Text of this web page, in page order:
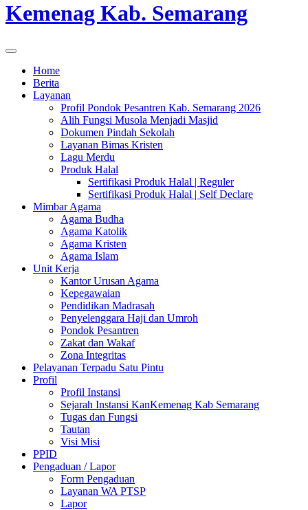
Kemenag Kab. Semarang
Home
Berita
Layanan
Profil Pondok Pesantren Kab. Semarang 2026
Alih Fungsi Musola Menjadi Masjid
Dokumen Pindah Sekolah
Layanan Bimas Kristen
Lagu Merdu
Produk Halal
Sertifikasi Produk Halal | Reguler
Sertifikasi Produk Halal | Self Declare
Mimbar Agama
Agama Budha
Agama Katolik
Agama Kristen
Agama Islam
Unit Kerja
Kantor Urusan Agama
Kepegawaian
Pendidikan Madrasah
Penyelenggara Haji dan Umroh
Pondok Pesantren
Zakat dan Wakaf
Zona Integritas
Pelayanan Terpadu Satu Pintu
Profil
Profil Instansi
Sejarah Instansi KanKemenag Kab Semarang
Tugas dan Fungsi
Tautan
Visi Misi
PPID
Pengaduan / Lapor
Form Pengaduan
Layanan WA PTSP
Lapor